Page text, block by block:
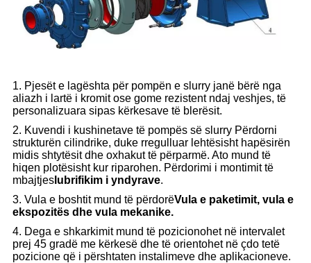
1. Pjesët e lagështa për pompën e slurry janë bërë nga
aliazh i lartë i kromit ose gome rezistent ndaj veshjes, të
personalizuara sipas kërkesave të blerësit.
2. Kuvendi i kushinetave të pompës së slurry Përdorni
strukturën cilindrike, duke rregulluar lehtësisht hapësirën
midis shtytësit dhe oxhakut të përparmë. Ato mund të
hiqen plotësisht kur riparohen. Përdorimi i montimit të
mbajtjes lubrifikim i yndyrave.
3. Vula e boshtit mund të përdorëVula e paketimit, vula e
ekspozitës dhe vula mekanike.
4. Dega e shkarkimit mund të pozicionohet në intervalet
prej 45 gradë me kërkesë dhe të orientohet në çdo tetë
pozicione që i përshtaten instalimeve dhe aplikacioneve.